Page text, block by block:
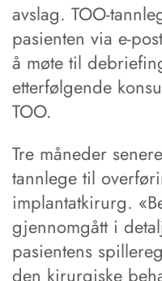
avslag. TOO-
pasienten via e-
å møte til
etterfølgende
TOO.
Tre måneder
tannlege til
implantatkirurg.
gjennomgått i
pasientens
den kirurgiske